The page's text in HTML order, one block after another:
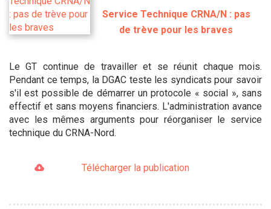
Service Technique CRNA/N : pas
de trève pour les braves
Le GT continue de travailler et se réunit chaque mois.
Pendant ce temps, la DGAC teste les syndicats pour savoir
s'il est possible de démarrer un protocole « social », sans
effectif et sans moyens financiers. L'administration avance
avec les mêmes arguments pour réorganiser le service
technique du CRNA-Nord.
Télécharger la publication